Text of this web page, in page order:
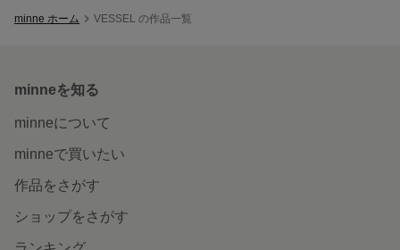
minne ホーム VESSEL の作品一覧
minneを知る
minneについて
minneで買いたい
作品をさがす
ショップをさがす